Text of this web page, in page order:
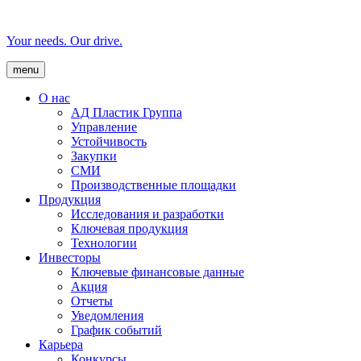
Your needs. Our drive.
menu
О нас
AД Пластик Группа
Управление
Устойчивость
Закупки
СМИ
Производственные площадки
Продукция
Исследования и разработки
Ключевая продукция
Технологии
Инвесторы
Ключевые финансовые данные
Акция
Отчеты
Уведомления
График событий
Карьера